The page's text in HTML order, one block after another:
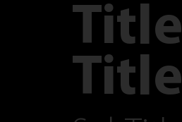
Title
Title